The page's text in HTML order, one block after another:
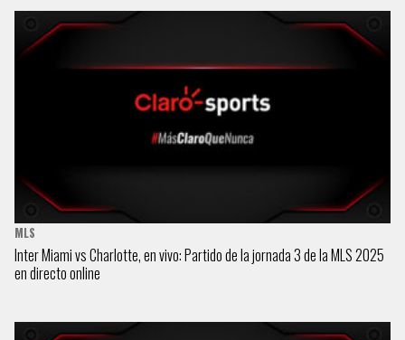
MLS
Inter Miami vs Charlotte, en vivo: Partido de la jornada 3 de la MLS 2025
en directo online